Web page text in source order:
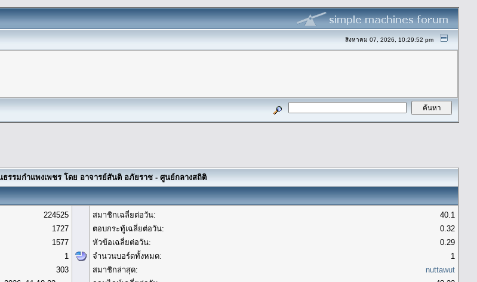
สิงหาคม 07, 2026, 10:29:52 pm
รรมกำแพงเพชร โดย อาจารย์สันติ อภัยราช - ศูนย์กลางสถิติ
224525
1727
1577
1
303
สมาชิกเฉลี่ยต่อวัน:
40.1
ตอบกระทู้เฉลี่ยต่อวัน:
0.32
หัวข้อเฉลี่ยต่อวัน:
0.29
จำนวนบอร์ดทั้งหมด:
1
สมาชิกล่าสุด:
nuttawut